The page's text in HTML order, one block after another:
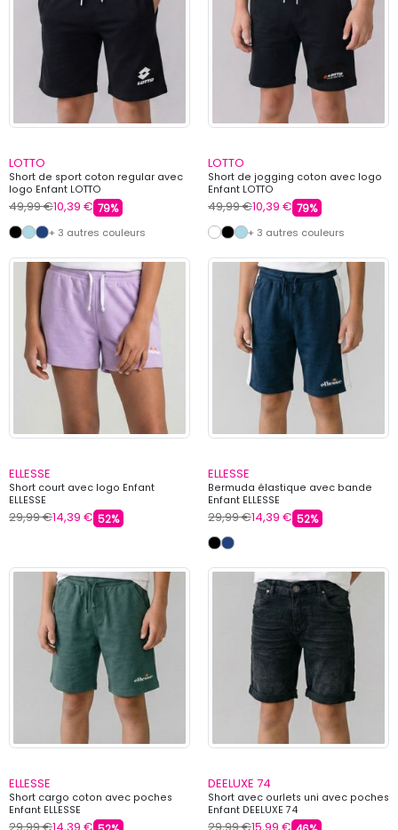
LOTTO
Short de sport coton regular avec
logo Enfant LOTTO
49,99 €10,39 € 79%
+ 3 autres couleurs
LOTTO
Short de jogging coton avec logo
Enfant LOTTO
49,99 €10,39 € 79%
+ 3 autres couleurs
ELLESSE
Short court avec logo Enfant
ELLESSE
29,99 €14,39 € 52%
ELLESSE
Bermuda élastique avec bande
Enfant ELLESSE
29,99 €14,39 € 52%
ELLESSE
Short cargo coton avec poches
Enfant ELLESSE
DEELUXE 74
Short avec ourlets uni avec poches
Enfant DEELUXE 74